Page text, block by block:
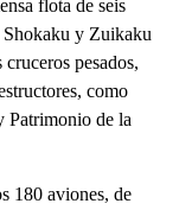
flota de seis
y Zuikaku
pesados,
como
Patrimonio de la
180 aviones, de